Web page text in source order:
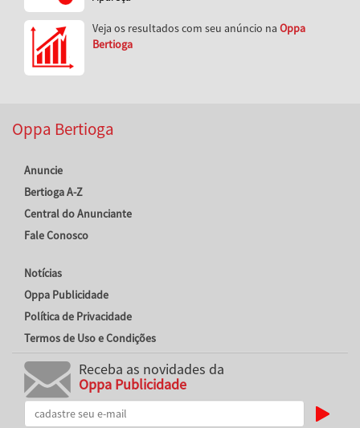
Veja os resultados com seu anúncio na Oppa
Bertioga
Oppa Bertioga
Anuncie
Bertioga A-Z
Central do Anunciante
Fale Conosco
Notícias
Oppa Publicidade
Política de Privacidade
Termos de Uso e Condições
Receba as novidades da
Oppa Publicidade